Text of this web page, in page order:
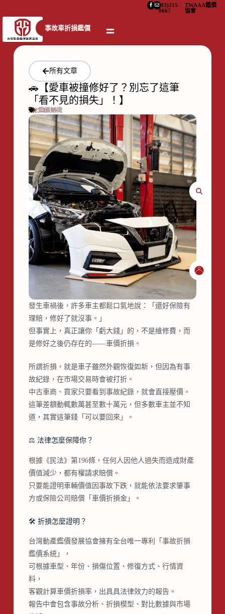
TWAAA鑑價
協會
(03)215-
0667
事故車折損鑑價
所有文章
🚗【愛車被撞修好了？別忘了這筆
「看不見的損失」！】
2025-10-09
鑑價知識
發生車禍後，許多車主都鬆口氣地說：「還好保險有
理賠，修好了就沒事。」
但事實上，真正讓你「虧大錢」的，不是維修費，而
是修好之後仍存在的——車價折損。
所謂折損，就是車子雖然外觀恢復如新，但因為有事
故紀錄，在市場交易時會被打折。
中古車商、買家只要看到事故紀錄，就會直接壓價。
這筆差額動輒數萬甚至數十萬元，但多數車主並不知
道，其實這筆錢「可以要回來」。
⚖️ 法律怎麼保障你？
根據《民法》第196條，任何人因他人過失而造成財產
價值減少，都有權請求賠償。
只要能證明車輛價值因事故下跌，就能依法要求肇事
方或保險公司賠償「車價折損金」。
🛠 折損怎麼證明？
台灣動產鑑價發展協會擁有全台唯一專利「事故折損
鑑價系統」，
可根據車型、年份、損傷位置、修復方式、行情資
料，
客觀計算車價折損率，出具具法律效力的報告。
報告中會包含事故分析、折損模型、對比數據與市場